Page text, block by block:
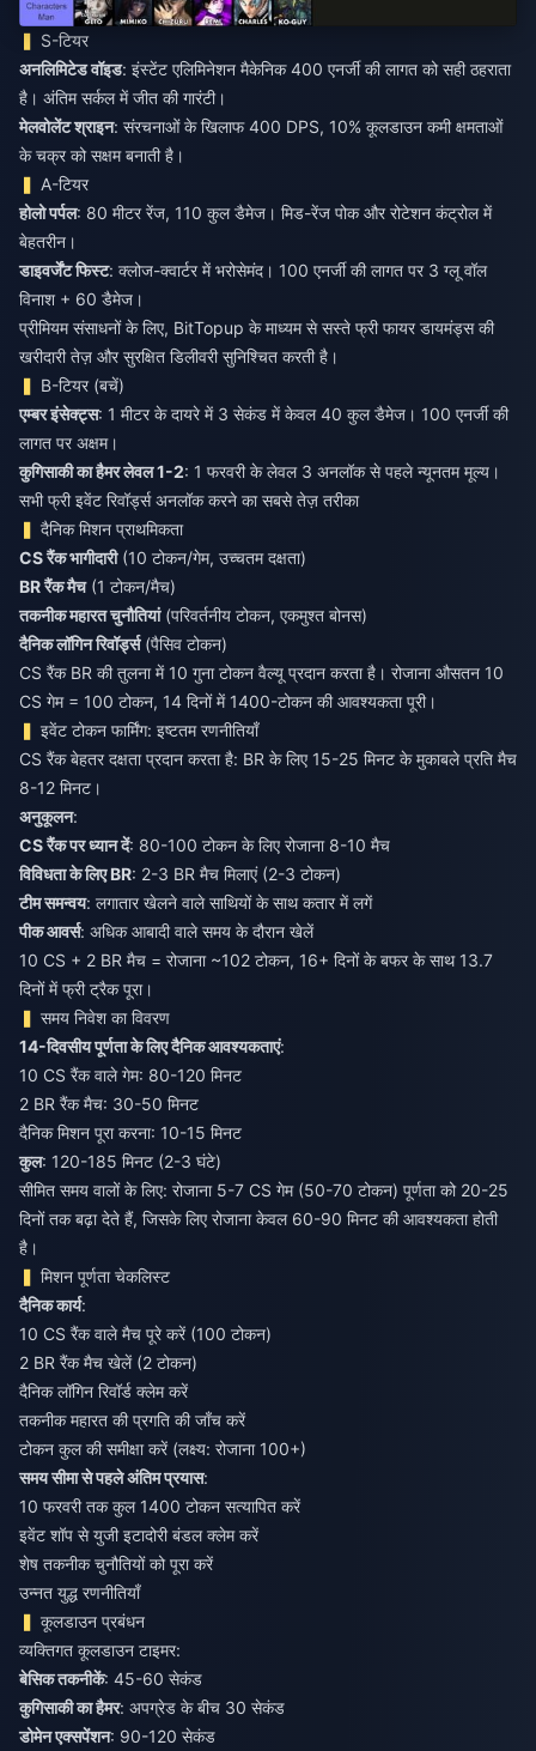
S-टियर
अनलिमिटेड वॉइड: इंस्टेंट एलिमिनेशन मैकेनिक 400 एनर्जी की लागत को सही ठहराता
है। अंतिम सर्कल में जीत की गारंटी।
मेलवोलेंट श्राइन: संरचनाओं के खिलाफ 400 DPS, 10% कूलडाउन कमी क्षमताओं
के चक्र को सक्षम बनाती है।
A-टियर
होलो पर्पल: 80 मीटर रेंज, 110 कुल डैमेज। मिड-रेंज पोक और रोटेशन कंट्रोल में
बेहतरीन।
डाइवर्जेंट फिस्ट: क्लोज-क्वार्टर में भरोसेमंद। 100 एनर्जी की लागत पर 3 ग्लू वॉल
विनाश + 60 डैमेज।
प्रीमियम संसाधनों के लिए, BitTopup के माध्यम सेसस्ते फ्री फायर डायमंड्स की
खरीदारीतेज़ और सुरक्षित डिलीवरी सुनिश्चित करती है।
B-टियर (बचें)
एम्बर इंसेक्ट्स: 1 मीटर के दायरे में 3 सेकंड में केवल 40 कुल डैमेज। 100 एनर्जी की
लागत पर अक्षम।
कुगिसाकी का हैमर लेवल 1-2: 1 फरवरी के लेवल 3 अनलॉक से पहले न्यूनतम मूल्य।
सभी फ्री इवेंट रिवॉर्ड्स अनलॉक करने का सबसे तेज़ तरीका
दैनिक मिशन प्राथमिकता
CS रैंक भागीदारी(10 टोकन/गेम, उच्चतम दक्षता)
BR रैंक मैच(1 टोकन/मैच)
तकनीक महारत चुनौतियां(परिवर्तनीय टोकन, एकमुश्त बोनस)
दैनिक लॉगिन रिवॉर्ड्स(पैसिव टोकन)
CS रैंक BR की तुलना में 10 गुना टोकन वैल्यू प्रदान करता है। रोजाना औसतन 10
CS गेम = 100 टोकन, 14 दिनों में 1400-टोकन की आवश्यकता पूरी।
इवेंट टोकन फार्मिंग: इष्टतम रणनीतियाँ
CS रैंक बेहतर दक्षता प्रदान करता है: BR के लिए 15-25 मिनट के मुकाबले प्रति मैच
8-12 मिनट।
अनुकूलन:
CS रैंक पर ध्यान दें: 80-100 टोकन के लिए रोजाना 8-10 मैच
विविधता के लिए BR: 2-3 BR मैच मिलाएं (2-3 टोकन)
टीम समन्वय: लगातार खेलने वाले साथियों के साथ कतार में लगें
पीक आवर्स: अधिक आबादी वाले समय के दौरान खेलें
10 CS + 2 BR मैच = रोजाना ~102 टोकन, 16+ दिनों के बफर के साथ 13.7
दिनों में फ्री ट्रैक पूरा।
समय निवेश का विवरण
14-दिवसीय पूर्णता के लिए दैनिक आवश्यकताएं:
10 CS रैंक वाले गेम: 80-120 मिनट
2 BR रैंक मैच: 30-50 मिनट
दैनिक मिशन पूरा करना: 10-15 मिनट
कुल: 120-185 मिनट (2-3 घंटे)
सीमित समय वालों के लिए: रोजाना 5-7 CS गेम (50-70 टोकन) पूर्णता को 20-25
दिनों तक बढ़ा देते हैं, जिसके लिए रोजाना केवल 60-90 मिनट की आवश्यकता होती
है।
मिशन पूर्णता चेकलिस्ट
दैनिक कार्य:
10 CS रैंक वाले मैच पूरे करें (100 टोकन)
2 BR रैंक मैच खेलें (2 टोकन)
दैनिक लॉगिन रिवॉर्ड क्लेम करें
तकनीक महारत की प्रगति की जाँच करें
टोकन कुल की समीक्षा करें (लक्ष्य: रोजाना 100+)
समय सीमा से पहले अंतिम प्रयास:
10 फरवरी तक कुल 1400 टोकन सत्यापित करें
इवेंट शॉप से युजी इटादोरी बंडल क्लेम करें
शेष तकनीक चुनौतियों को पूरा करें
उन्नत युद्ध रणनीतियाँ
कूलडाउन प्रबंधन
व्यक्तिगत कूलडाउन टाइमर:
बेसिक तकनीकें: 45-60 सेकंड
कुगिसाकी का हैमर: अपग्रेड के बीच 30 सेकंड
डोमेन एक्सपेंशन: 90-120 सेकंड